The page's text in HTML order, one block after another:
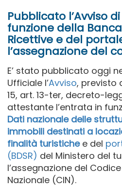
Pubblicato l’Avviso
funzione della
Ricettive e del
l’assegnazione del
E’ stato pubblicato oggi
Ufficiale l’Avviso, previsto
15, art. 13-ter, decreto-
attestante l’entrata in
Dati nazionale delle
immobili destinati a
finalità turistichee del
(BDSR) del Ministero del
l’assegnazione del
Nazionale (CIN).